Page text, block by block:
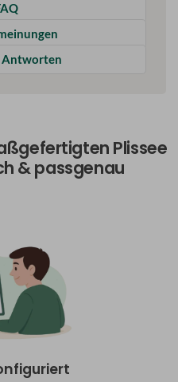
Antworten
Plissee
& passgenau